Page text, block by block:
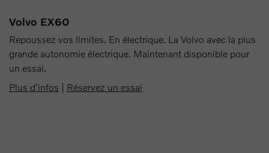
Volvo EX60
Repoussez vos limites. En électrique. La Volvo avec la plus
grande autonomie électrique. Maintenant disponible pour
un essai.
Plus d'infos
Réservez un essai